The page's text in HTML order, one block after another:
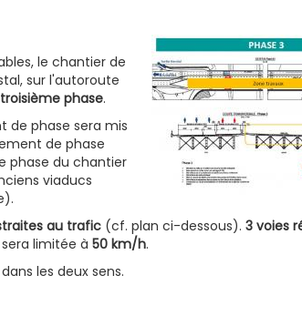
le chantier de
sur l'autoroute
phase.
de phase sera mis
de phase
phase du chantier
viaducs
au trafic (cf. plan ci-dessous).3 voies
limitée à50 km/h.
les deux sens.